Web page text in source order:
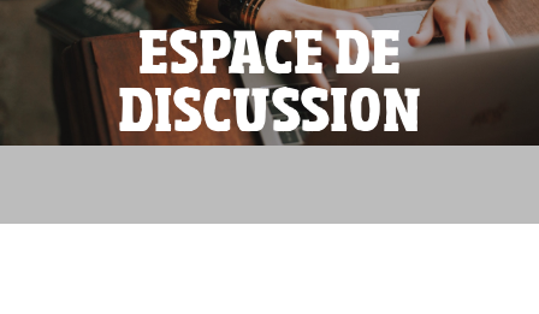
ESPACE DE
DISCUSSION